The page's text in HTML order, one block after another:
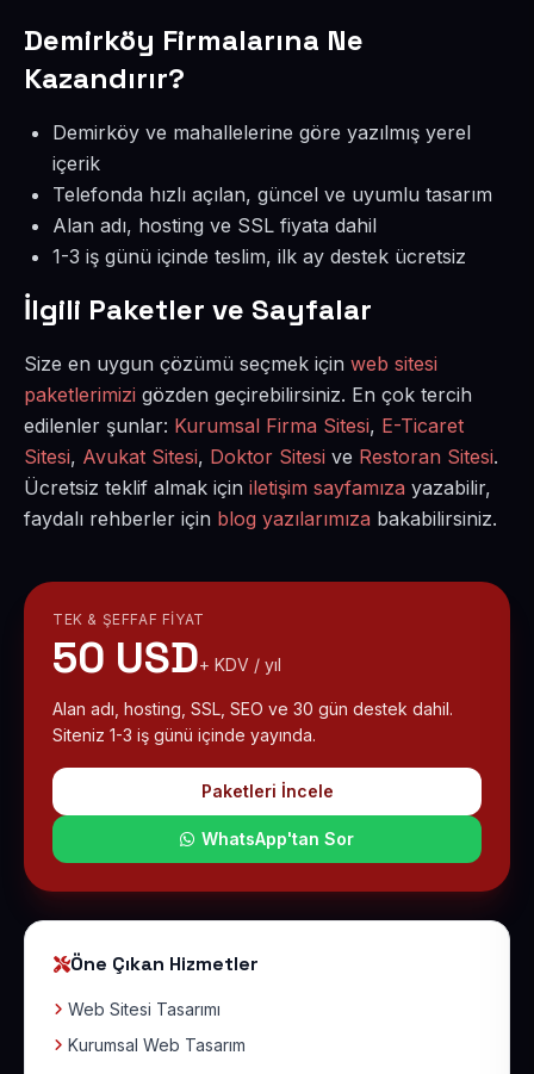
Demirköy Firmalarına Ne
Kazandırır?
Demirköy ve mahallelerine göre yazılmış yerel
içerik
Telefonda hızlı açılan, güncel ve uyumlu tasarım
Alan adı, hosting ve SSL fiyata dahil
1-3 iş günü içinde teslim, ilk ay destek ücretsiz
İlgili Paketler ve Sayfalar
Size en uygun çözümü seçmek için web sitesi
paketlerimizi gözden geçirebilirsiniz. En çok tercih
edilenler şunlar: Kurumsal Firma Sitesi, E-Ticaret
Sitesi, Avukat Sitesi, Doktor Sitesi ve Restoran Sitesi.
Ücretsiz teklif almak için iletişim sayfamıza yazabilir,
faydalı rehberler için blog yazılarımıza bakabilirsiniz.
TEK & ŞEFFAF FIYAT
50 USD+ KDV / yıl
Alan adı, hosting, SSL, SEO ve 30 gün destek dahil.
Siteniz 1-3 iş günü içinde yayında.
Paketleri İncele
WhatsApp'tan Sor
Öne Çıkan Hizmetler
Web Sitesi Tasarımı
Kurumsal Web Tasarım